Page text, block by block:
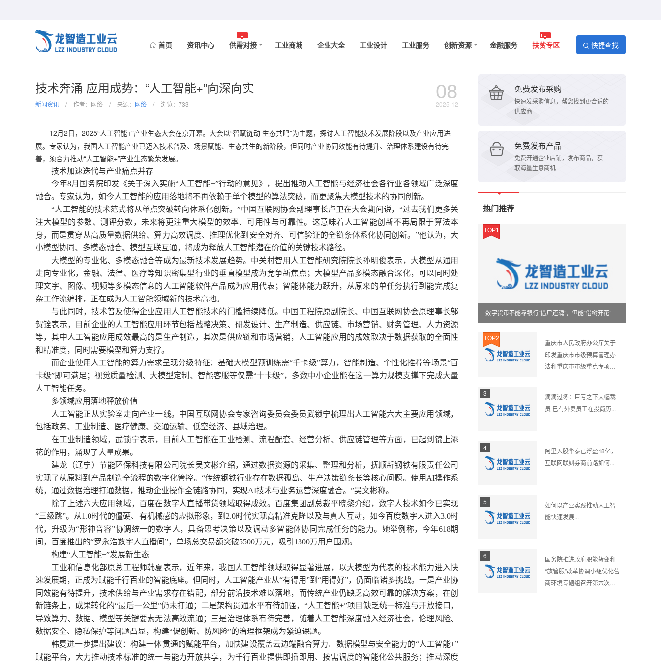
首页 资讯中心 供需对接 工业商城 企业大全 工业设计 工业服务 创新资源 金融服务 扶贫专区 快捷查找
技术奔涌 应用成势：“人工智能+”向深向实
新闻资讯 / 作者：网络 / 来源： 网络 / 浏览：733
08
2025-12
12月2日，2025“人工智能+”产业生态大会在京开幕。大会以“智赋链动 生态共鸣”为主题，探讨人工智能技术发展阶段以及产业应用进
展。专家认为，我国人工智能产业已迈入技术普及、场景赋能、生态共生的新阶段，但同时产业协同效能有待提升、治理体系建设有待完
善，须合力推动“人工智能+”产业生态繁荣发展。
技术加速迭代与产业痛点并存
今年8月国务院印发《关于深入实施“人工智能+”行动的意见》，提出推动人工智能与经济社会各行业各领域广泛深度
融合。专家认为，如今人工智能的应用落地将不再依赖于单个模型的算法突破，而更聚焦大模型技术的协同创新。
“人工智能的技术范式将从单点突破转向体系化创新。”中国互联网协会副理事长卢卫在大会期间说，“过去我们更多关
注大模型的参数、测评分数，未来将更注重大模型的效率、可用性与可靠性。这意味着人工智能创新不再局限于算法本
身，而是贯穿从高质量数据供给、算力高效调度、推理优化到安全对齐、可信验证的全链条体系化协同创新。”他认为，大
小模型协同、多模态融合、模型互联互通，将成为释放人工智能潜在价值的关键技术路径。
大模型的专业化、多模态融合等成为最新技术发展趋势。中关村智用人工智能研究院院长孙明俊表示，大模型从通用
走向专业化，金融、法律、医疗等知识密集型行业的垂直模型成为竞争新焦点；大模型产品多模态融合深化，可以同时处
理文字、图像、视频等多模态信息的人工智能软件产品成为应用代表；智能体能力跃升，从原来的单任务执行到能完成复
杂工作流编排，正在成为人工智能领域新的技术高地。
与此同时，技术普及使得企业应用人工智能技术的门槛持续降低。中国工程院原副院长、中国互联网协会原理事长邬
贺铨表示，目前企业的人工智能应用环节包括战略决策、研发设计、生产制造、供应链、市场营销、财务管理、人力资源
等，其中人工智能应用成效最高的是生产制造，其次是供应链和市场营销，人工智能应用的成效取决于数据获取的全面性
和精准度，同时需要模型和算力支撑。
而企业使用人工智能的算力需求呈现分级特征：基础大模型预训练需“千卡级”算力，智能制造、个性化推荐等场景“百
卡级”即可满足；视觉质量检测、大模型定制、智能客服等仅需“十卡级”，多数中小企业能在这一算力规模支撑下完成大量
人工智能任务。
多领域应用落地释放价值
人工智能正从实验室走向产业一线。中国互联网协会专家咨询委员会委员武锁宁梳理出人工智能六大主要应用领域，
包括政务、工业制造、医疗健康、交通运输、低空经济、县域治理。
在工业制造领域，武锁宁表示，目前人工智能在工业检测、流程配套、经营分析、供应链管理等方面，已起到锦上添
花的作用，涌现了大量成果。
建龙（辽宁）节能环保科技有限公司院长吴文彬介绍，通过数据资源的采集、整理和分析，抚顺新钢铁有限责任公司
实现了从原料到产品制造全流程的数字化管控。“传统钢铁行业存在数据孤岛、生产决策链条长等核心问题。使用AI操作系
统，通过数据治理打通数据，推动企业操作全链路协同，实现AI技术与业务运营深度融合。”吴文彬称。
除了上述六大应用领域，百度在数字人直播带货领域取得成效。百度集团副总裁平晓黎介绍，数字人技术如今已实现
“三级跳”。从1.0时代的僵硬、有机械感的虚拟形象，到2.0时代实现高精准克隆以及与真人互动，如今百度数字人进入3.0时
代，升级为“形神音容”协调统一的数字人，具备思考决策以及调动多智能体协同完成任务的能力。她举例称，今年618期
间，百度推出的“罗永浩数字人直播间”，单场总交易额突破5500万元，吸引1300万用户围观。
构建“人工智能+”发展新生态
工业和信息化部原总工程师韩夏表示，近年来，我国人工智能领域取得显著进展，以大模型为代表的技术能力进入快
速发展期，正成为赋能千行百业的智能底座。但同时，人工智能产业从“有得用”到“用得好”，仍面临诸多挑战。一是产业协
同效能有待提升，技术供给与产业需求存在错配，部分前沿技术难以落地，而传统产业仍缺乏高效可靠的解决方案，在创
新链条上，成果转化的“最后一公里”仍未打通；二是架构贯通水平有待加强，“人工智能+”项目缺乏统一标准与开放接口，
导致算力、数据、模型等关键要素无法高效流通；三是治理体系有待完善，随着人工智能深度融入经济社会，伦理风险、
数据安全、隐私保护等问题凸显，构建“促创新、防风险”的治理框架成为紧迫课题。
韩夏进一步提出建议：构建一体贯通的赋能平台，加快建设覆盖云边端融合算力、数据模型与安全能力的“人工智能+”
赋能平台，大力推动技术标准的统一与能力开放共享，为千行百业提供即插即用、按需调度的智能化公共服务；推动深度
免费发布采购
快速发采购信息，帮您找到更合适的
供应商
免费发布产品
免费开通企业店铺，发布商品，获
取海量生意商机
热门推荐
TOP1
数字货币不能靠银行“借尸还魂”，但能“借树开花”
TOP2
重庆市人民政府办公厅关于
印发重庆市市级预算管理办
法和重庆市市级重点专项资
3
滴滴过冬：巨亏之下大幅裁
员 已有外卖员工在投简历...
4
阿里入股华泰已浮盈18亿，
互联网联姻券商前路如何...
5
如何以产业实践推动人工智
能快速发展...
6
国务院推进政府职能转变和
“放管服”改革协调小组优化营
商环境专题组召开第六次全